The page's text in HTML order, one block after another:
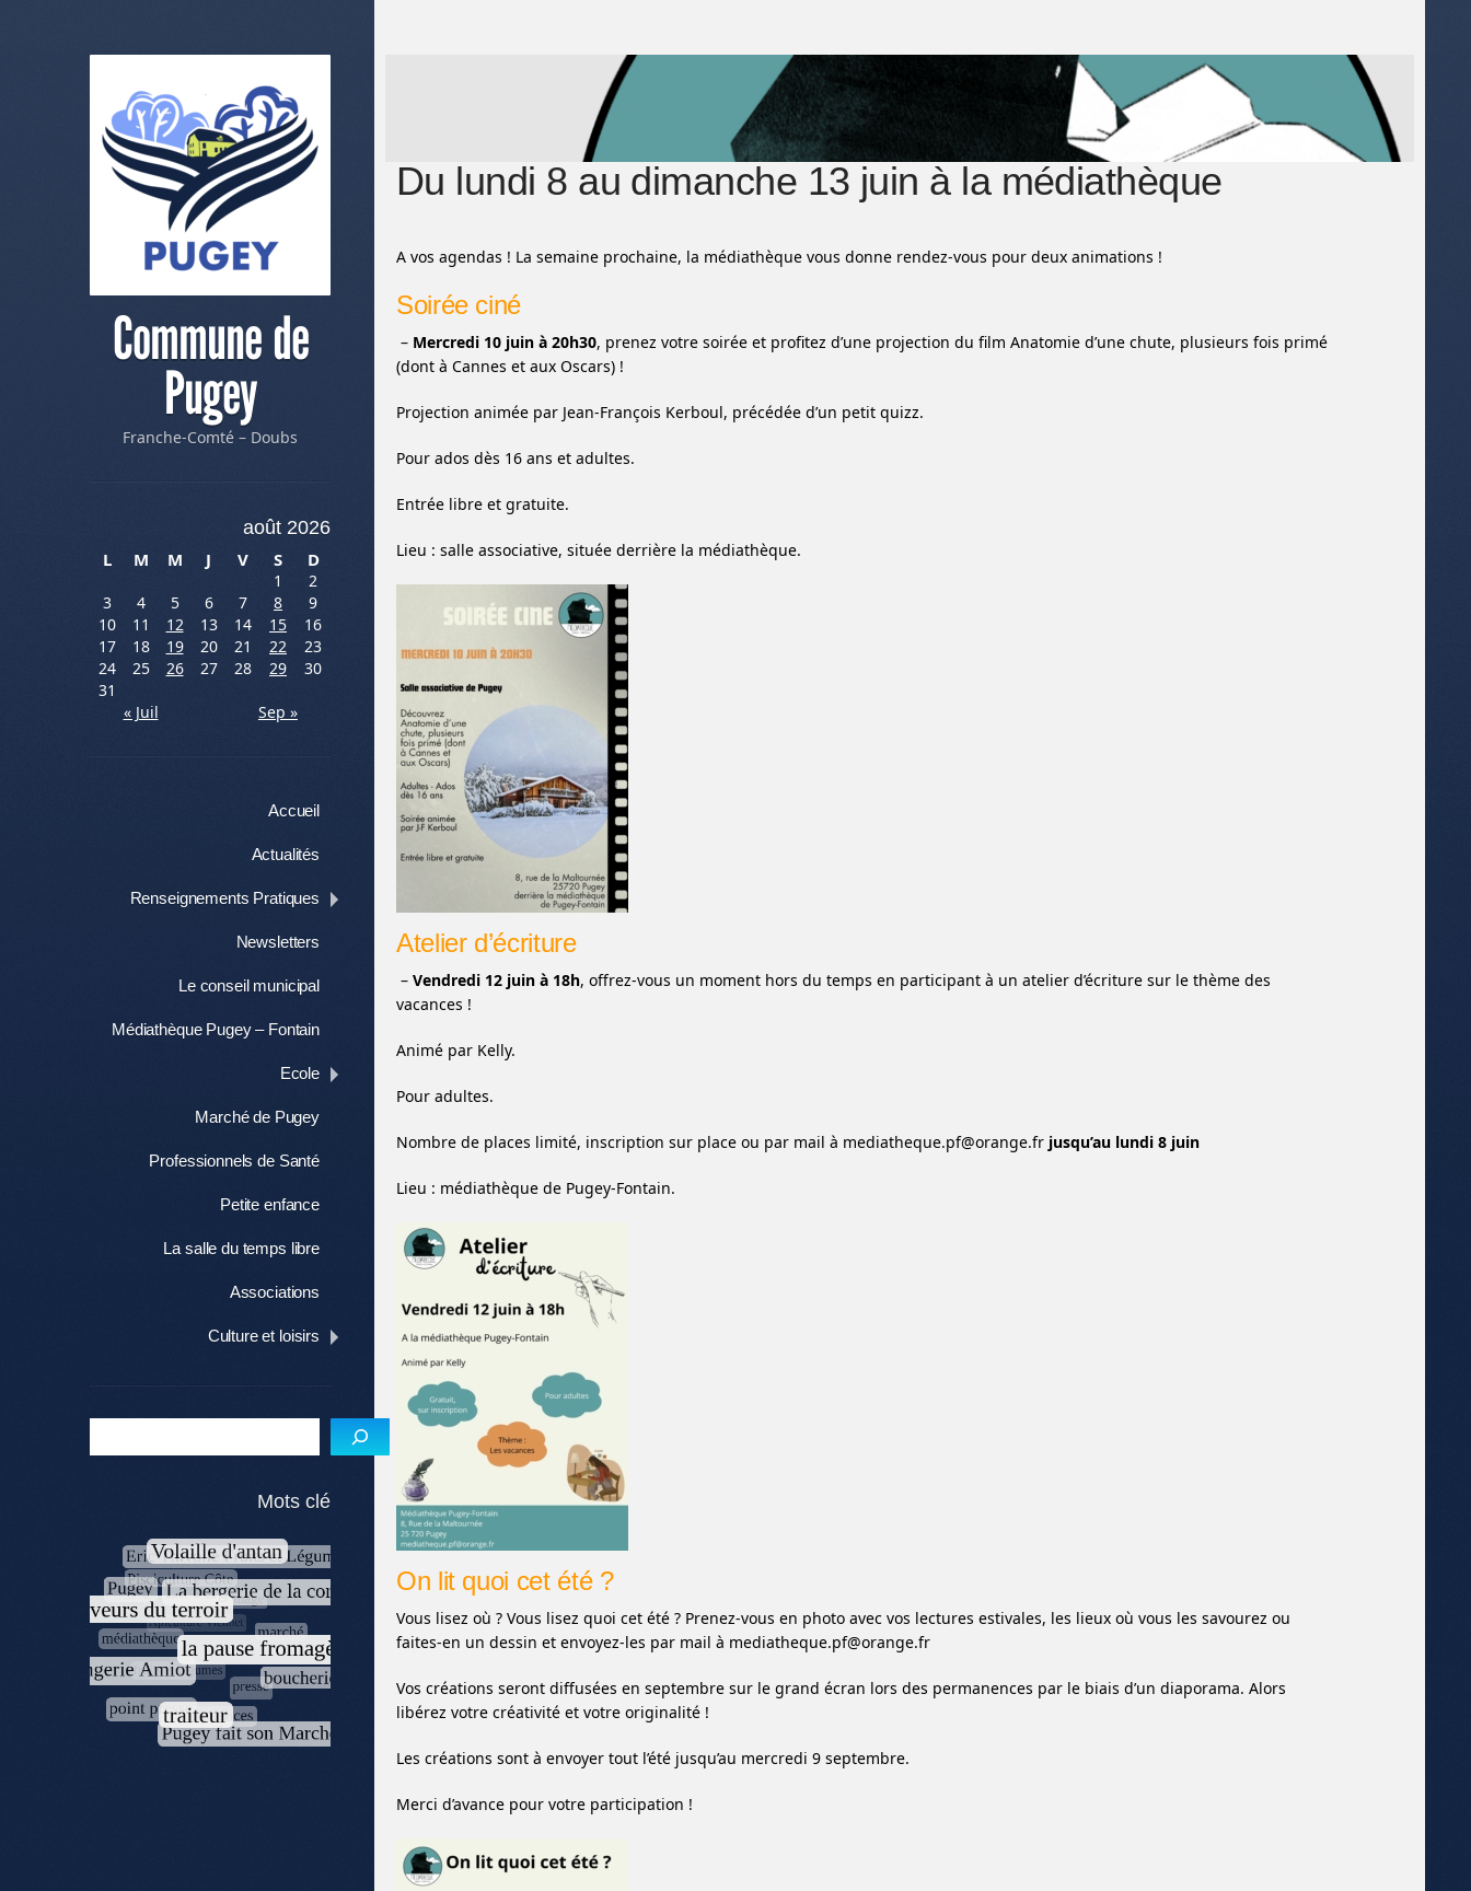
Commune de
Pugey
Franche-Comté – Doubs
août 2026
L
M M J V S D
1
2
3
4 5 6 7 8
9
10
11 12 13 14 15
16
17
18 19 20 21 22
23
24
25 26 27 28 29
30
31
« Juil
Sep »
Accueil
Actualités
Renseignements Pratiques
Newsletters
Le conseil municipal
Médiathèque Pugey – Fontain
Ecole
Marché de Pugey
Professionnels de Santé
Petite enfance
La salle du temps libre
Associations
Culture et loisirs
Du lundi 8 au dimanche 13 juin à la médiathèque
A vos agendas ! La semaine prochaine, la médiathèque vous donne rendez-vous pour deux animations !
Soirée ciné
– Mercredi 10 juin à 20h30, prenez votre soirée et profitez d’une projection du film Anatomie d’une chute, plusieurs fois primé
(dont à Cannes et aux Oscars) !
Projection animée par Jean-François Kerboul, précédée d’un petit quizz.
Pour ados dès 16 ans et adultes.
Entrée libre et gratuite.
Lieu : salle associative, située derrière la médiathèque.
Atelier d’écriture
– Vendredi 12 juin à 18h, offrez-vous un moment hors du temps en participant à un atelier d’écriture sur le thème des
vacances !
Animé par Kelly.
Pour adultes.
Nombre de places limité, inscription sur place ou par mail à mediatheque.pf@orange.fr jusqu’au lundi 8 juin
Lieu : médiathèque de Pugey-Fontain.
On lit quoi cet été ?
Vous lisez où ? Vous lisez quoi cet été ? Prenez-vous en photo avec vos lectures estivales, les lieux où vous les savourez ou
faites-en un dessin et envoyez-les par mail à mediatheque.pf@orange.fr
Vos créations seront diffusées en septembre sur le grand écran lors des permanences par le biais d’un diaporama. Alors
libérez votre créativité et votre originalité !
Les créations sont à envoyer tout l’été jusqu’au mercredi 9 septembre.
Merci d’avance pour votre participation !
Mots clé